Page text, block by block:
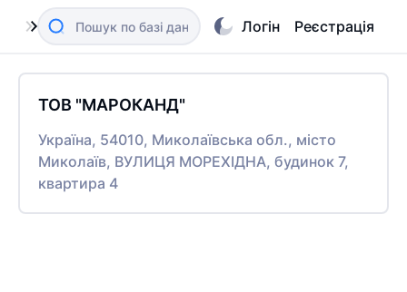
Логін Реєстрація
ТОВ "МАРОКАНД"
Україна, 54010, Миколаївська обл., місто
Миколаїв, ВУЛИЦЯ МОРЕХІДНА, будинок 7,
квартира 4